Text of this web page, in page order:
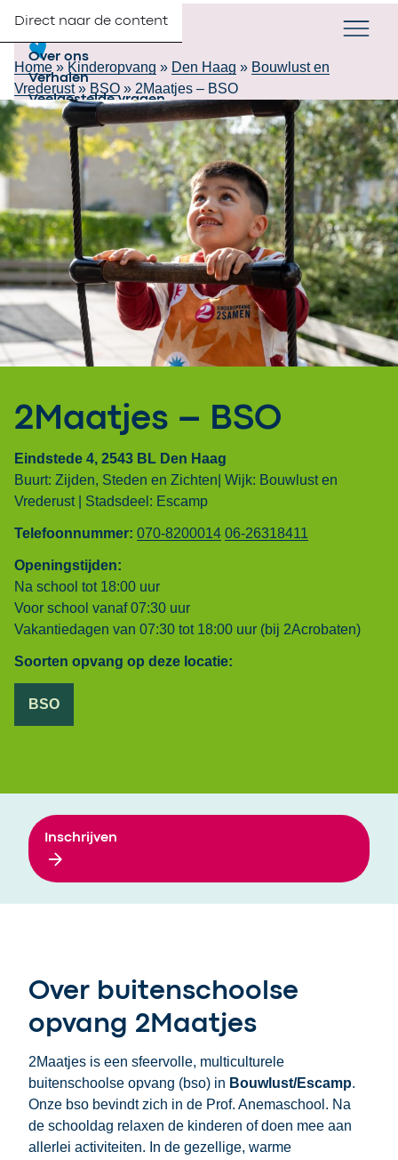
Direct naar de content Verander
Over ons
Verhalen
Veelgestelde vragen
Contact
Werken bij 2Samen
Inschrijven
Home » Kinderopvang » Den Haag » Bouwlust en
Vrederust» BSO » 2Maatjes – BSO
2Maatjes – BSO
Eindstede 4, 2543 BL Den Haag
Buurt: Zijden, Steden en Zichten| Wijk: Bouwlust en
Vrederust | Stadsdeel: Escamp
Telefoonnummer: 070-8200014 06-26318411
Openingstijden:
Na school tot 18:00 uur
Voor school vanaf 07:30 uur
Vakantiedagen van 07:30 tot 18:00 uur (bij 2Acrobaten)
Soorten opvang op deze locatie:
BSO
Inschrijven
Over buitenschoolse
opvang 2Maatjes
2Maatjes is een sfeervolle, multiculturele
buitenschoolse opvang (bso) in Bouwlust/Escamp.
Onze bso bevindt zich in de Prof. Anemaschool. Na
de schooldag relaxen de kinderen of doen mee aan
allerlei activiteiten. In de gezellige, warme